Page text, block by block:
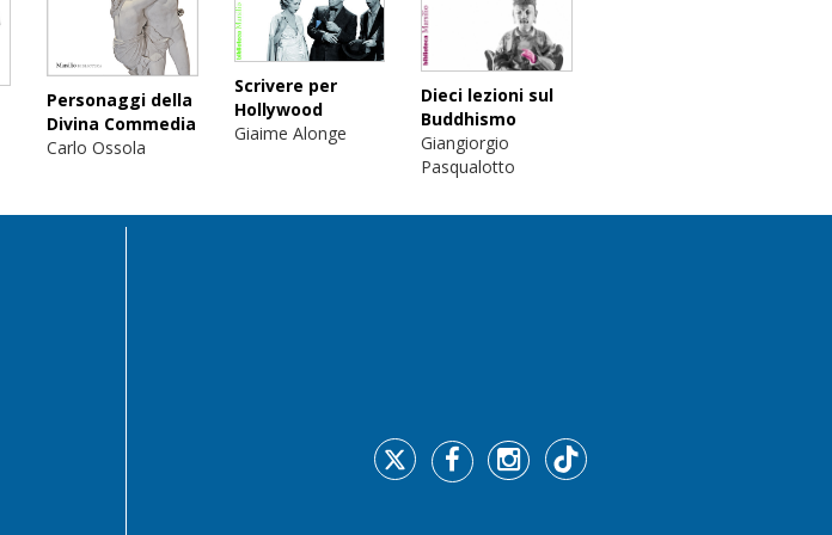
Personaggi della
Divina Commedia
Carlo Ossola
Scrivere per
Hollywood
Giaime Alonge
Dieci lezioni sul
Buddhismo
Giangiorgio
Pasqualotto